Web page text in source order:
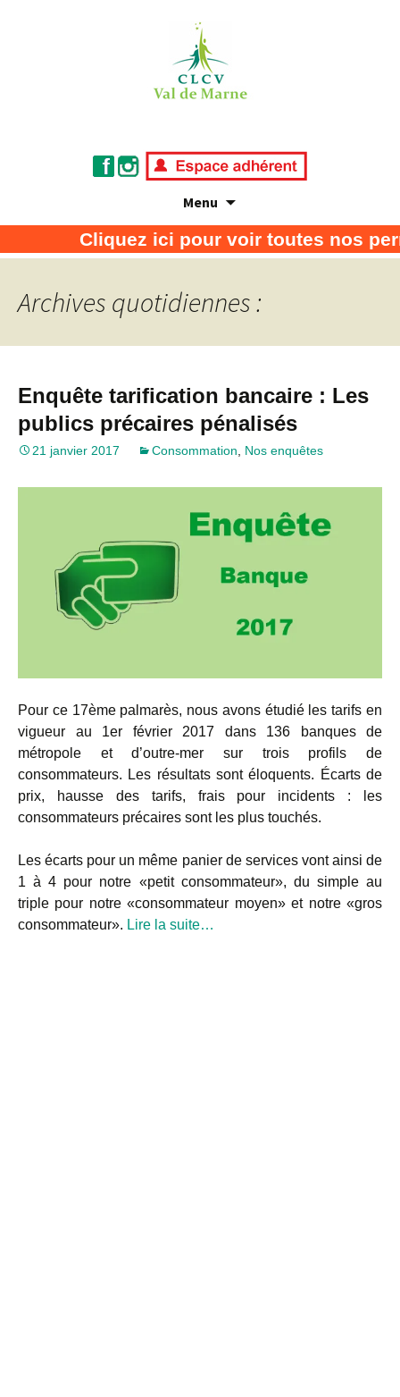
Menu
CLCV Val de Marne
Association de défense des consommateurs
et usagers
Cliquez ici pour voir toutes nos
Archives quotidiennes :
Enquête tarification bancaire : Les
publics précaires pénalisés
21 janvier 2017 Consommation Nos enquêtes
Pour ce 17ème palmarès, nous avons étudié les tarifs en
vigueur au 1er février 2017 dans 136 banques de
métropole et d’outre-mer sur trois profils de
consommateurs. Les résultats sont éloquents. Écarts de
prix, hausse des tarifs, frais pour incidents : les
consommateurs précaires sont les plus touchés.
Les écarts pour un même panier de services vont ainsi de
1 à 4 pour notre «petit consommateur», du simple au
triple pour notre «consommateur moyen» et notre «gros
consommateur». Lire la suite…